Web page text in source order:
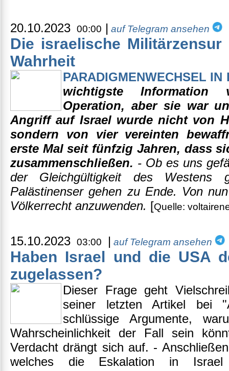
20.10.2023 00:00 | auf Telegram ansehen
Die israelische
Wahrheit
PARADIGMENWECHSEL IN
wichtigste Information
Operation, aber sie war
Angriff auf Israel wurde nicht von
sondern von vier vereinten
erste Mal seit fünfzig Jahren, dass
zusammenschließen. - Ob es uns
der Gleichgültigkeit des Westens
Palästinenser gehen zu Ende. Von
Völkerrecht anzuwenden. [Quelle:
15.10.2023 03:00 | auf Telegram ansehen
Haben Israel und die USA
zugelassen?
Dieser Frage geht
seiner letzten Artikel bei
schlüssige Argumente,
Wahrscheinlichkeit der Fall sein
Verdacht drängt sich auf. -
welches die Eskalation in